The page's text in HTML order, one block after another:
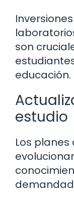
son
educación.
estudio
Los